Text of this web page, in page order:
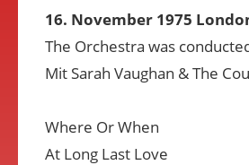
16. November 1975
The Orchestra was
Mit Sarah Vaughan & The
Where Or When
At Long Last Love